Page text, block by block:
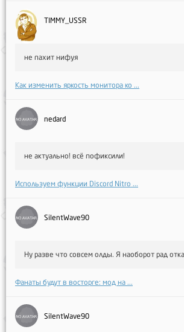
TIMMY_USSR
не пахит нифуя
Как изменить яркость монитора ко ...
nedard
не актуально! всё пофиксили!
Используем функции Discord Nitro ...
SilentWave90
Ну разве что совсем олды. Я наоборот рад
Фанаты будут в восторге: мод на ...
SilentWave90